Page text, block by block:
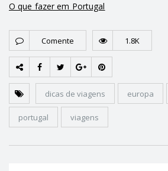
O que fazer em Portugal
Comente 1.8K
dicas de viagens europa
portugal viagens